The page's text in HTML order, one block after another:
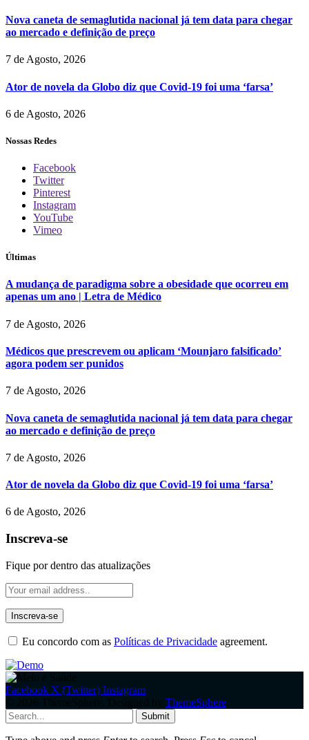
Nova caneta de semaglutida nacional já tem data para chegar
ao mercado e definição de preço
7 de Agosto, 2026
Ator de novela da Globo diz que Covid-19 foi uma ‘farsa’
6 de Agosto, 2026
Nossas Redes
Facebook
Twitter
Pinterest
Instagram
YouTube
Vimeo
Últimas
A mudança de paradigma sobre a obesidade que ocorreu em
apenas um ano | Letra de Médico
7 de Agosto, 2026
Médicos que prescrevem ou aplicam ‘Mounjaro falsificado’
agora podem ser punidos
7 de Agosto, 2026
Nova caneta de semaglutida nacional já tem data para chegar
ao mercado e definição de preço
7 de Agosto, 2026
Ator de novela da Globo diz que Covid-19 foi uma ‘farsa’
6 de Agosto, 2026
Inscreva-se
Fique por dentro das atualizações
Eu concordo com as Políticas de Privacidade agreement.
Facebook X (Twitter) Instagram
ThemeSphere
Submit